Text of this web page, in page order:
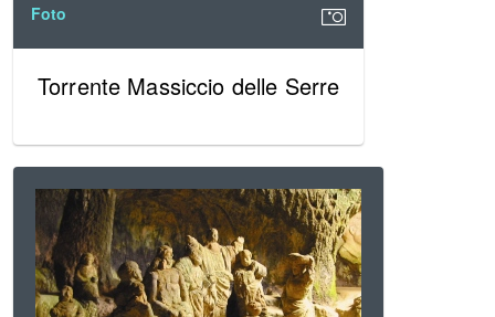
Foto
Torrente Massiccio delle Serre